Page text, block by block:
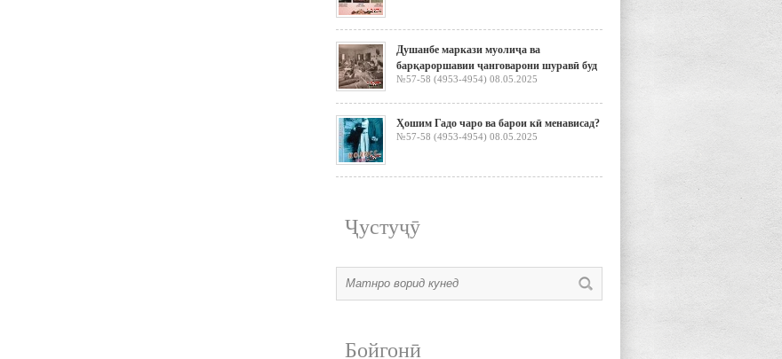
Душанбе маркази муолиҷа ва
барқароршавии ҷанговарони шуравӣ буд
№57-58 (4953-4954) 08.05.2025
Ҳошим Гадо чаро ва барои кӣ менависад?
№57-58 (4953-4954) 08.05.2025
Ҷустуҷӯ
Бойгонӣ